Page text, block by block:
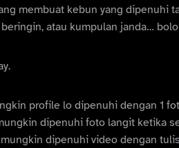
membuat kebun yang dipenuhi
atau kumpulan janda…
profile lo dipenuhi dengan 1
dipenuhi foto langit ketika
dipenuhi video dengan